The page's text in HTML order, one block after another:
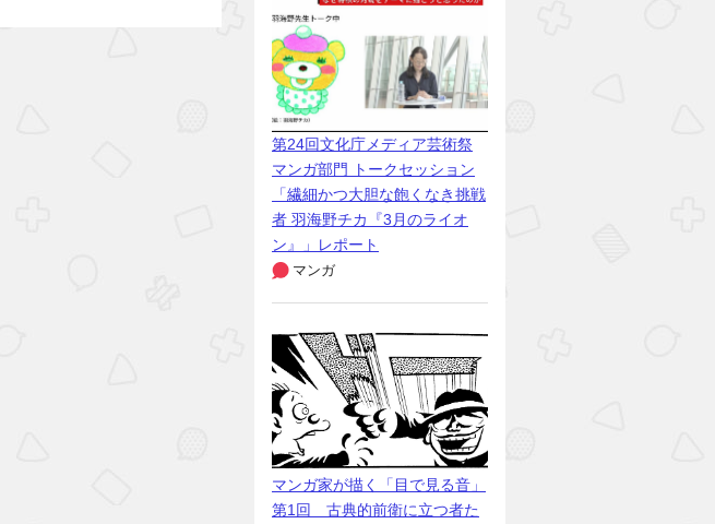
第24回文化庁メディア芸術祭
マンガ部門 トークセッション
「繊細かつ大胆な飽くなき挑戦
者 羽海野チカ『3月のライオ
ン』」レポート
マンガ
マンガ家が描く「目で見る音」
第1回 古典的前衛に立つ者た